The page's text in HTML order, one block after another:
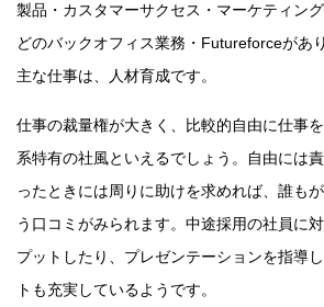
製品・カスタマーサクセス・マーケティン
どのバックオフィス業務・Futureforceがあ
主な仕事は、人材育成です。
仕事の裁量権が大きく、比較的自由に仕事
系特有の社風といえるでしょう。自由には
ったときには周りに助けを求めれば、誰も
う口コミがみられます。中途採用の社員に
プットしたり、プレゼンテーションを指導
トも充実しているようです。